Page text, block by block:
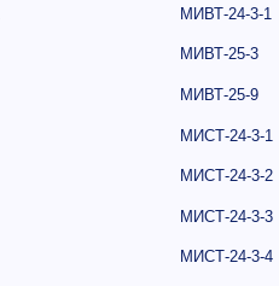
МИВТ-24-3-1
МИВТ-25-3
МИВТ-25-9
МИСТ-24-3-1
МИСТ-24-3-2
МИСТ-24-3-3
МИСТ-24-3-4